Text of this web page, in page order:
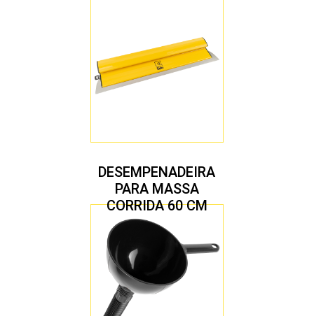
DESEMPENADEIRA
PARA MASSA
CORRIDA 60 CM